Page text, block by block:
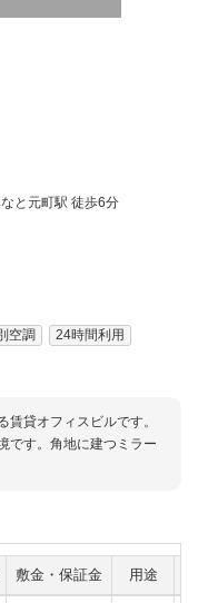
と元町駅 徒歩6分
空調
24時間利用
貸オフィスビルです。
です。角地に建つミラー
敷金・保証金 用途